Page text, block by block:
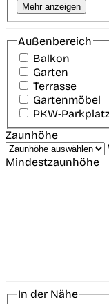
Mehr anzeigen
Außenbereich
Balkon
Garten
Terrasse
Gartenmöbel
PKW-
Zaunhöhe
Mindestzaunhöhe
In der Nähe